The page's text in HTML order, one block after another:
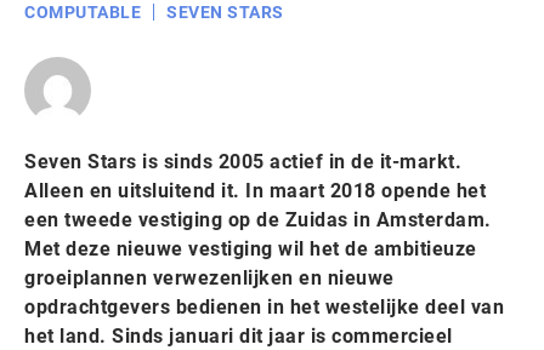
COMPUTABLE
SEVEN STARS
Seven Stars is sinds 2005 actief in de it-markt.
Alleen en uitsluitend it. In maart 2018 opende het
een tweede vestiging op de Zuidas in Amsterdam.
Met deze nieuwe vestiging wil het de ambitieuze
groeiplannen verwezenlijken en nieuwe
opdrachtgevers bedienen in het westelijke deel van
het land. Sinds januari dit jaar is commercieel